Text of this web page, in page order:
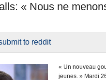
« Nous ne
« Un nouveau
jeunes. » Mardi